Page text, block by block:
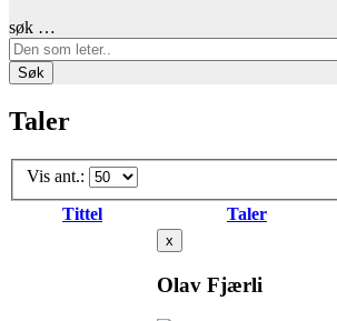
søk …
Søk
Taler
Vis ant.:
Tittel
Taler
x
Olav Fjærli